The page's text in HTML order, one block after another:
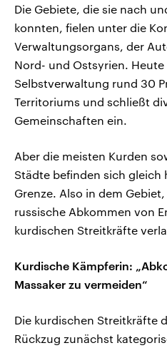
Die Gebiete, die sie nach
konnten, fielen unter die
Verwaltungsorgans, der
Nord- und Ostsyrien.
Selbstverwaltung rund 30
Territoriums und schließt
Gemeinschaften ein.
Aber die meisten Kurden
Städte befinden sich gleich
Grenze. Also in dem
russische Abkommen von
kurdischen Streitkräfte
Kurdische Kämpferin:
Massaker zu vermeiden“
Die kurdischen Streitkräfte
Rückzug zunächst